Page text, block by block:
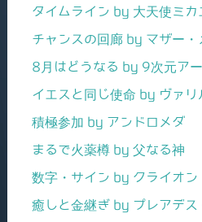
タイムライン by 大天使ミカ
チャンスの回廊 by マザー・
8月はどうなる by 9次元ア
イエスと同じ使命 by ヴァリ
積極参加 by アンドロメダ
まるで火薬樽 by 父なる神
数字・サイン by クライオン
癒しと金継ぎ by プレアデス